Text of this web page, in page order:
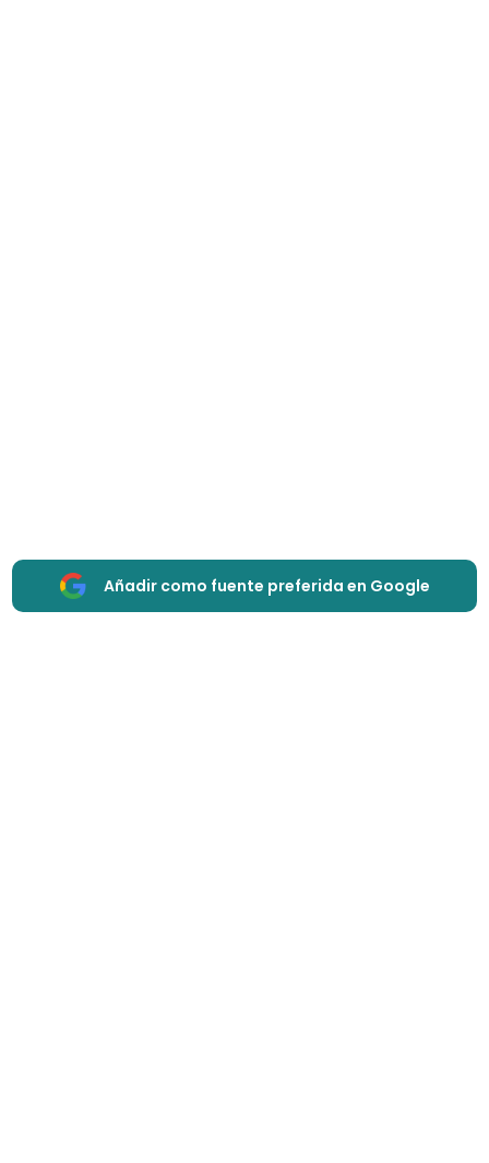
Añadir como fuente preferida en Google